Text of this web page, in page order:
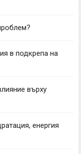
в подкрепа на
върху
енергия